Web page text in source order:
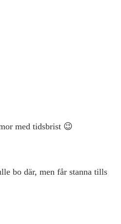
med tidsbrist 😉
bo där, men får stanna tills